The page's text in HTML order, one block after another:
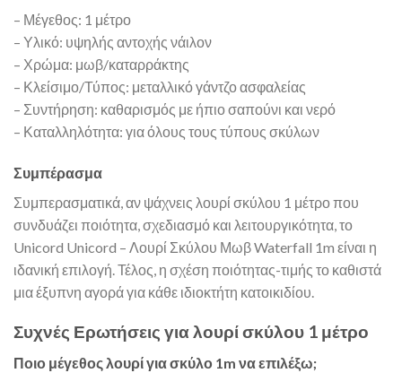
– Μέγεθος: 1 μέτρο
– Υλικό: υψηλής αντοχής νάιλον
– Χρώμα: μωβ/καταρράκτης
– Κλείσιμο/Τύπος: μεταλλικό γάντζο ασφαλείας
– Συντήρηση: καθαρισμός με ήπιο σαπούνι και νερό
– Καταλληλότητα: για όλους τους τύπους σκύλων
Συμπέρασμα
Συμπερασματικά, αν ψάχνεις λουρί σκύλου 1 μέτρο που
συνδυάζει ποιότητα, σχεδιασμό και λειτουργικότητα, το
Unicord Unicord – Λουρί Σκύλου Μωβ Waterfall 1m είναι η
ιδανική επιλογή. Τέλος, η σχέση ποιότητας-τιμής το καθιστά
μια έξυπνη αγορά για κάθε ιδιοκτήτη κατοικιδίου.
Συχνές Ερωτήσεις για λουρί σκύλου 1 μέτρο
Ποιο μέγεθος λουρί για σκύλο 1m να επιλέξω;